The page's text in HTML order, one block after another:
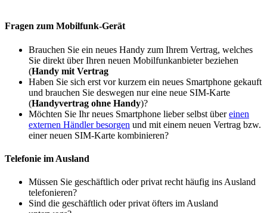
Fragen zum Mobilfunk-Gerät
Brauchen Sie ein neues Handy zum Ihrem Vertrag, welches
Sie direkt über Ihren neuen Mobilfunkanbieter beziehen
(Handy mit Vertrag
Haben Sie sich erst vor kurzem ein neues Smartphone gekauft
und brauchen Sie deswegen nur eine neue SIM-Karte
(Handyvertrag ohne Handy)?
Möchten Sie Ihr neues Smartphone lieber selbst übereinen
externen Händler besorgen und mit einem neuen Vertrag bzw.
einer neuen SIM-Karte kombinieren?
Telefonie im Ausland
Müssen Sie geschäftlich oder privat recht häufig ins Ausland
telefonieren?
Sind die geschäftlich oder privat öfters im Ausland